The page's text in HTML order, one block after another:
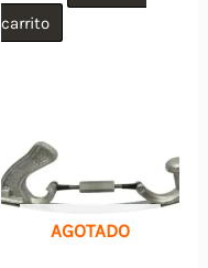
carrito
AGOTADO